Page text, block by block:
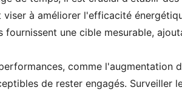
à améliorer l'efficacité
une cible mesurable,
comme l'augmentation
de rester engagés. Surveiller